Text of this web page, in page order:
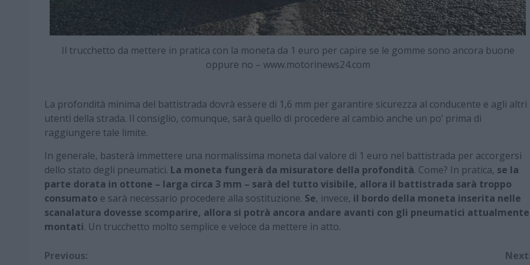
Il trucchetto da mettere in pratica con la moneta da 1 euro per capire se le gomme sono ancora buone
oppure no – www.motorinews24.com
La profondità minima del battistrada dovrà essere di 1,6 mm per garantire sicurezza al conducente e agli altri
utenti della strada. Il consiglio, comunque, sarà quello di procedere al cambio anche un po’ prima di
raggiungere tale limite.
In generale, basterà immettere una normalissima moneta dal valore di 1 euro nel battistrada per accorgersi
dello stato degli pneumatici. La moneta fungerà da misuratore della profondità. Come? In pratica, se la
parte dorata in ottone – larga circa 3 mm – sarà del tutto visibile, allora il battistrada sarà troppo
consumato e sarà necessario procedere alla sostituzione. Se, invece, il bordo della moneta inserita nelle
scanalatura dovesse scomparire, allora si potrà ancora andare avanti con gli pneumatici attualmente
montati. Un trucchetto molto semplice e veloce da mettere in atto.
Continue
Previous: